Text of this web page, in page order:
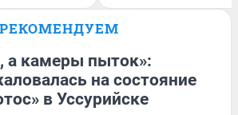
РЕКОМЕНДУЕМ
а камеры пыток»:
на состояние
в Уссурийске